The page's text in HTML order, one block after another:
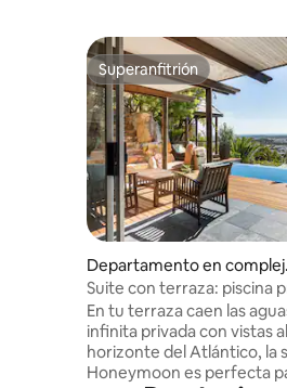
Superanfitrión
Superanfitrión
Departamento en
residencial en Ciudad del
bo
Suite con terraza: piscina
y chimenea
En tu terraza caen las
infinita privada con vistas
horizonte del Atlántico, la
Honeymoon es perfecta